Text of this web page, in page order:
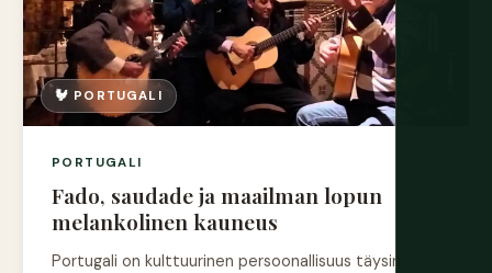
🐓 PORTUGALI
PORTUGALI
Fado, saudade ja maailman lopun
melankolinen kauneus
Portugali on kulttuurinen persoonallisuus täysin